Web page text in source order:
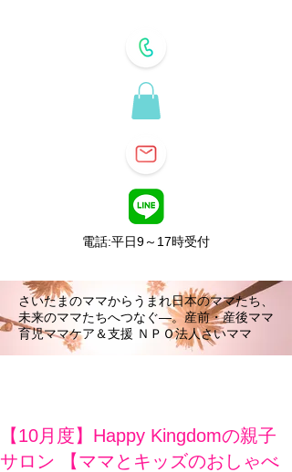
電話:平日9～17時受付
さいたまのママからうまれ日本のママたち、
未来のママたちへつなぐ―。産前・産後ママ
育児ママケア＆支援 ＮＰＯ法人さいママ
【10月度】Happy Kingdomの親子
サロン 【ママとキッズのおしゃべ